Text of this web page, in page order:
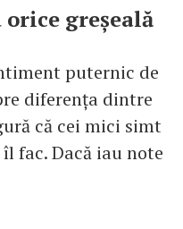
greșeală
puternic de
diferența dintre
că cei mici simt
fac. Dacă iau note